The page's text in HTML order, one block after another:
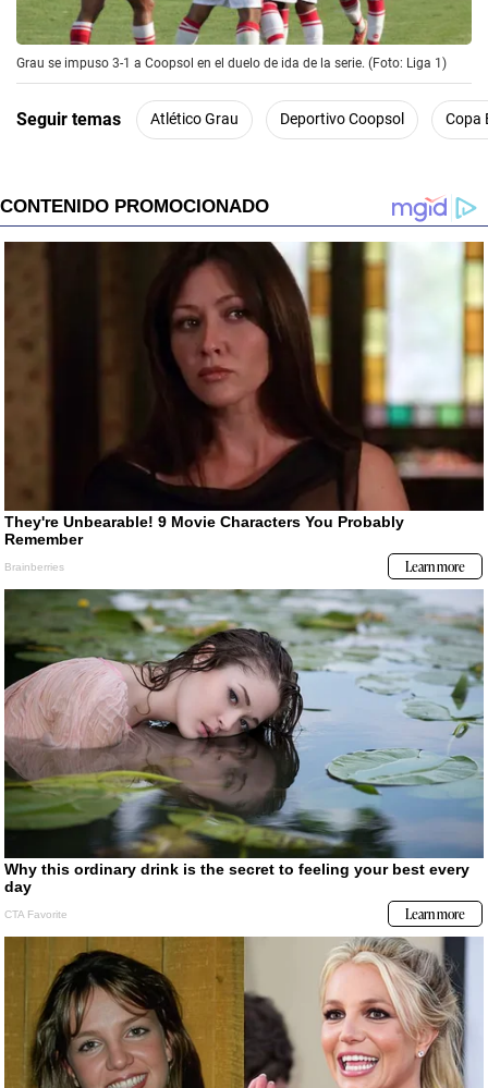
Grau se impuso 3-1 a Coopsol en el duelo de ida de la serie. (Foto: Liga 1)
Seguir temas Atlético Grau Deportivo Coopsol Copa